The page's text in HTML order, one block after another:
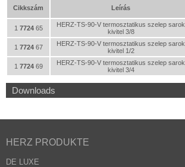
Cikkszám Leírás
1 772465
HERZ-TS-90-V termosztatikus szelep sarok
kivitel 3/8
1 772467
HERZ-TS-90-V termosztatikus szelep sarok
kivitel 1/2
1 772469
HERZ-TS-90-V termosztatikus szelep sarok
kivitel 3/4
Downloads
HERZ PRODUKTE
DE LUXE